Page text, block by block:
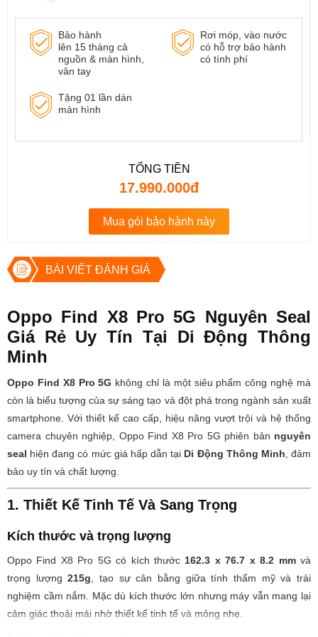
Bảo hành
lên 15 tháng cả
nguồn & màn hình,
vân tay
Rơi móp, vào nước
có hỗ trợ bảo hành
có tính phí
Tặng 01 lần dán
màn hình
TỔNG TIỀN
17.990.000đ
Mua gói bảo hành này
BÀI VIẾT ĐÁNH GIÁ
Oppo Find X8 Pro 5G Nguyên Seal
Giá Rẻ Uy Tín Tại Di Động Thông
Minh
Oppo Find X8 Pro 5G không chỉ là một siêu phẩm công nghệ mà
còn là biểu tượng của sự sáng tạo và đột phá trong ngành sản xuất
smartphone. Với thiết kế cao cấp, hiệu năng vượt trội và hệ thống
camera chuyên nghiệp, Oppo Find X8 Pro 5G phiên bản nguyên
seal hiện đang có mức giá hấp dẫn tại Di Động Thông Minh, đảm
bảo uy tín và chất lượng.
1. Thiết Kế Tinh Tế Và Sang Trọng
Kích thước và trọng lượng
Oppo Find X8 Pro 5G có kích thước162.3 x 76.7 x 8.2 mmvà
trọng lượng215g, tạo sự cân bằng giữa tính thẩm mỹ và trải
nghiệm cầm nắm. Mặc dù kích thước lớn nhưng máy vẫn mang lại
cảm giác thoải mái nhờ thiết kế tinh tế và mỏng nhẹ.